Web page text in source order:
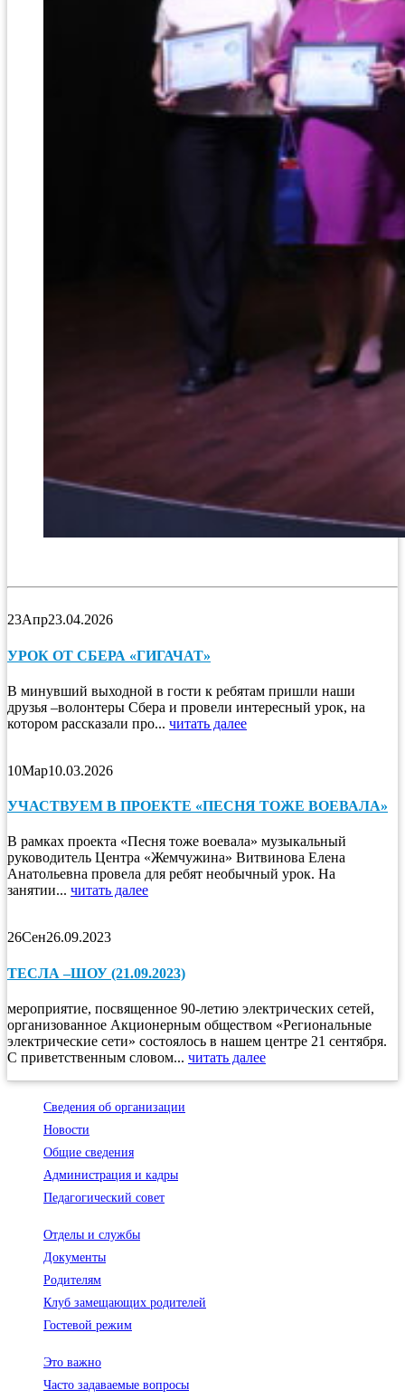
23Апр23.04.2026
УРОК ОТ СБЕРА «ГИГАЧАТ»
В минувший выходной в гости к ребятам пришли наши
друзья –волонтеры Сбера и провели интересный урок, на
котором рассказали про... читать далее
10Мар10.03.2026
УЧАСТВУЕМ В ПРОЕКТЕ «ПЕСНЯ ТОЖЕ ВОЕВАЛА»
В рамках проекта «Песня тоже воевала» музыкальный
руководитель Центра «Жемчужина» Витвинова Елена
Анатольевна провела для ребят необычный урок. На
занятии... читать далее
26Сен26.09.2023
ТЕСЛА –ШОУ (21.09.2023)
мероприятие, посвященное 90-летию электрических сетей,
организованное Акционерным обществом «Региональные
электрические сети» состоялось в нашем центре 21 сентября.
С приветственным словом... читать далее
Сведения об организации
Новости
Общие сведения
Администрация и кадры
Педагогический совет
Отделы и службы
Документы
Родителям
Клуб замещающих родителей
Гостевой режим
Это важно
Часто задаваемые вопросы